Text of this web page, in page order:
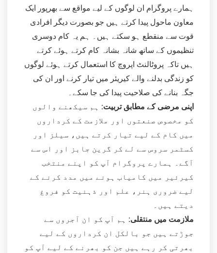
ہمارے پروگرام ان لوگوں کے لیے مواقع سے بھرپور ایک
معاون ماحول پیدا کرتے ہیں جو بصورت دیگر افرادی
قوت سے منقطع ہو سکتے ہیں۔ ہم یہ کام دوسری
تنظیموں کے ساتھ شانہ بشانہ کام کرتے ہوئے کرتے
ہیں تاکہ پروٹالنٹ اپروچ کا استعمال کرتے ہوئے لوگوں
کو زندگی بدلنے والے کیریئر میں تیار کرنے اور ان کی
جگہ بنانے کی صلاحیت پیدا کی جا سکے۔
اپنی مرضی کے مطابق تربیت: ہم سیکھنے والوں
کو مخصوص صنعتوں اور ملازمت کے کرداروں
میں کام کے لیے تیار کرتے ہیں، سیلز اور
کسٹمر سروس سے لے کر گرین جابز اور اس سے
آگے۔ ہمارے پروگرام آپ کو اپنے منتخب
کیرئیر میں کامیاب ہونے میں مدد کرنے کے
لیے ضروری ہنر، علم اور ذہنیت کو فروغ
دیتے ہیں۔
ملازمت میں منتقلی: ہم آپ کو ان آجروں سے
جوڑتے ہیں جو بالکل ان کرداروں کے لیے
بھرتی کر رہے ہیں جن کو بھرنے کے لیے آپ کو